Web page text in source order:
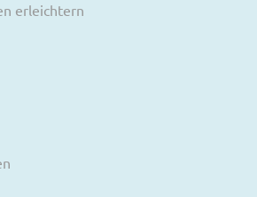
erleichtern